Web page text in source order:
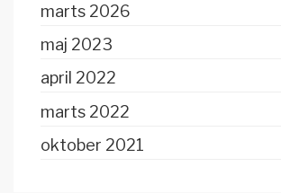
marts 2026
maj 2023
april 2022
marts 2022
oktober 2021